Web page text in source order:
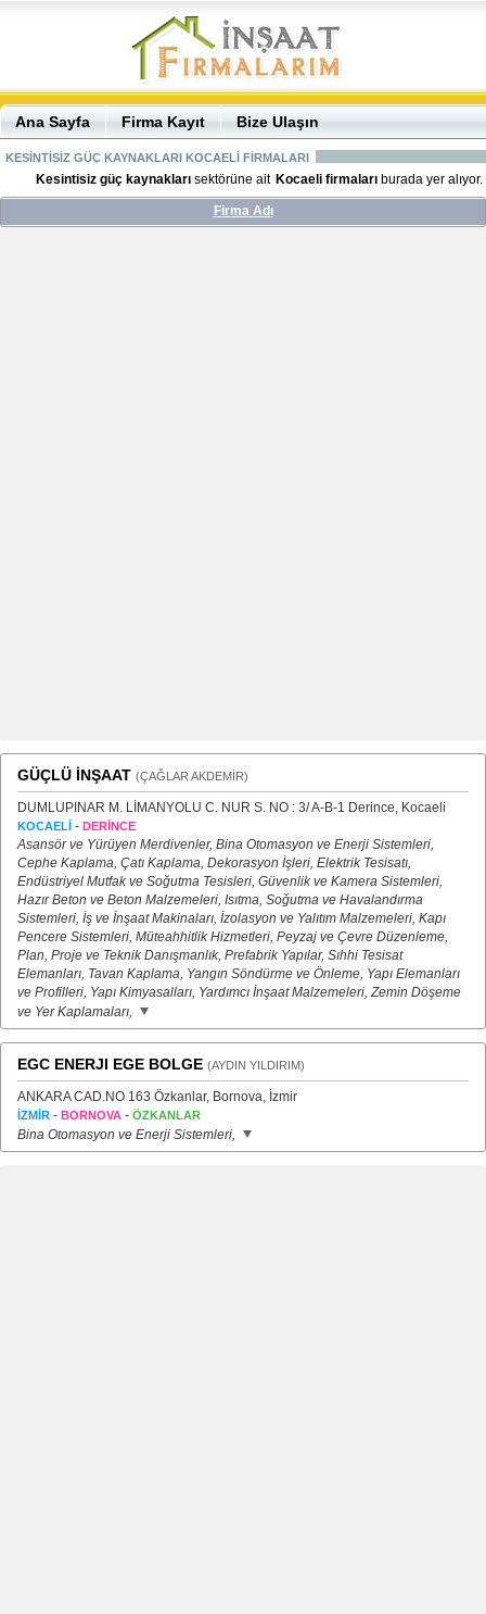
Ana Sayfa Firma Kayıt Bize Ulaşın
KESİNTİSİZ GÜÇ KAYNAKLARI KOCAELİ FİRMALARI
Kesintisiz güç kaynakları sektörüne ait Kocaeli firmaları burada yer alıyor.
Firma Adı
GÜÇLÜ İNŞAAT (ÇAĞLAR AKDEMİR)
DUMLUPINAR M. LİMANYOLU C. NUR S. NO : 3/ A-B-1 Derince, Kocaeli
KOCAELİ - DERİNCE
Asansör ve Yürüyen Merdivenler, Bina Otomasyon ve Enerji Sistemleri,
Cephe Kaplama, Çatı Kaplama, Dekorasyon İşleri, Elektrik Tesisatı,
Endüstriyel Mutfak ve Soğutma Tesisleri, Güvenlik ve Kamera Sistemleri,
Hazır Beton ve Beton Malzemeleri, Isıtma, Soğutma ve Havalandırma
Sistemleri, İş ve İnşaat Makinaları, İzolasyon ve Yalıtım Malzemeleri, Kapı
Pencere Sistemleri, Müteahhitlik Hizmetleri, Peyzaj ve Çevre Düzenleme,
Plan, Proje ve Teknik Danışmanlık, Prefabrik Yapılar, Sıhhi Tesisat
Elemanları, Tavan Kaplama, Yangın Söndürme ve Önleme, Yapı Elemanları
ve Profilleri, Yapı Kimyasalları, Yardımcı İnşaat Malzemeleri, Zemin Döşeme
ve Yer Kaplamaları,
EGC ENERJI EGE BOLGE (AYDIN YILDIRIM)
ANKARA CAD.NO 163 Özkanlar, Bornova, İzmir
İZMİR - BORNOVA - ÖZKANLAR
Bina Otomasyon ve Enerji Sistemleri,